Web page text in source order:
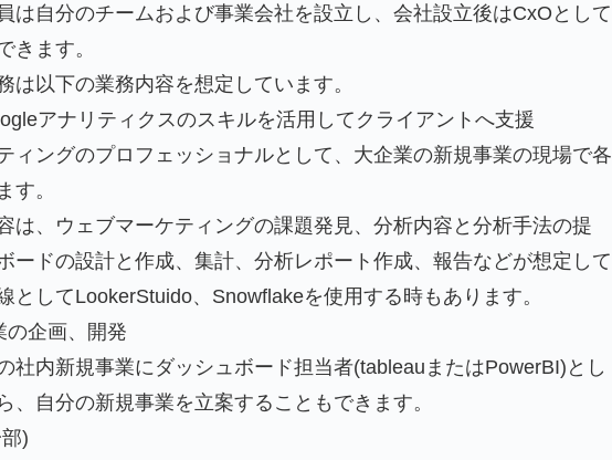
は自分のチームおよび事業会社を設立し、会社設立後はCxOとして
きます。
は以下の業務内容を想定しています。
アナリティクスのスキルを活用してクライアントへ支援
ィングのプロフェッショナルとして、大企業の新規事業の現場で各
す。
は、ウェブマーケティングの課題発見、分析内容と分析手法の提
ードの設計と作成、集計、分析レポート作成、報告などが想定して
としてLookerStuido、Snowflakeを使用する時もあります。
の企画、開発
社内新規事業にダッシュボード担当者(tableauまたはPowerBI)とし
、自分の新規事業を立案することもできます。
)